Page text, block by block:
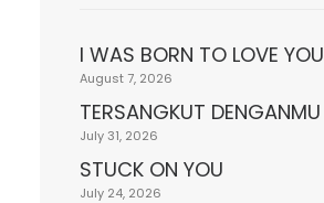
I WAS BORN TO LOVE YOU
August 7, 2026
TERSANGKUT DENGANMU
July 31, 2026
STUCK ON YOU
July 24, 2026